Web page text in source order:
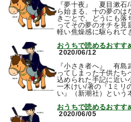
『夢十夜』 夏目漱石
ら始まる、十の夢のは
きごとで、どうにも落
ってその夢のオチを見
軽い焦燥感に駆られて
おうちで読めるおすす
2020/06/12
『小さき者へ』 有島
ってしまった子供たち
込められた手記に近い
一木けい/著の『1ミリ
い』（新潮社）という
おうちで読めるおすす
2020/06/05